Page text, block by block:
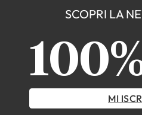
SCOPRI LA
MI